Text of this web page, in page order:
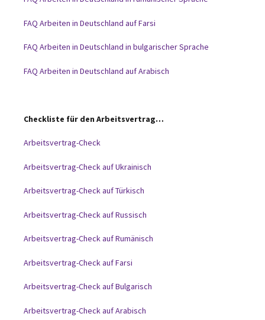
FAQ Arbeiten in Deutschland auf Farsi
FAQ Arbeiten in Deutschland in bulgarischer Sprache
FAQ Arbeiten in Deutschland auf Arabisch
Checkliste für den Arbeitsvertrag…
Arbeitsvertrag-Check
Arbeitsvertrag-Check auf Ukrainisch
Arbeitsvertrag-Check auf Türkisch
Arbeitsvertrag-Check auf Russisch
Arbeitsvertrag-Check auf Rumänisch
Arbeitsvertrag-Check auf Farsi
Arbeitsvertrag-Check auf Bulgarisch
Arbeitsvertrag-Check auf Arabisch